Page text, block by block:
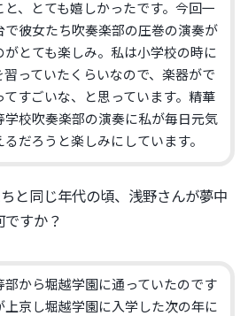
、とても嬉しかったです。 今回一
で彼女たち吹奏楽部の圧巻の演奏が
がとても楽しみ。私は小学校の時に
習っていたくらいなので、 楽器がで
てすごいな、と思っています。 精華
学校吹奏楽部の演奏に私が毎日元気
るだろう と楽しみにしています。
と同じ年代の頃、 浅野さんが夢中
ですか？
部から堀越学園に通っていたのです
上京し堀越学園に入学した次の年に